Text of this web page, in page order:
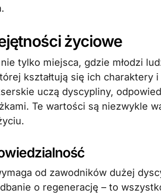
życiowe
tylko miejsca, gdzie młodzi
kształtują się ich charaktery
uczą dyscypliny,
Te wartości są niezwykle
od zawodników dużej
o regenerację – to